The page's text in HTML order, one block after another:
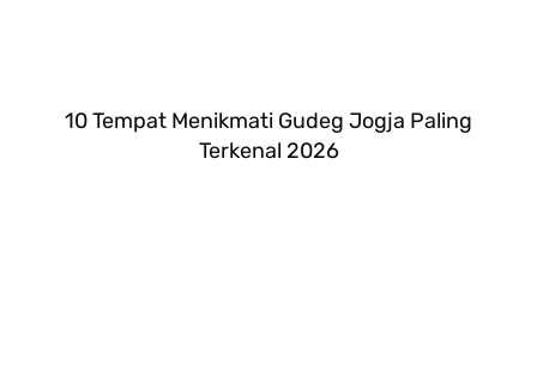
10 Tempat Menikmati Gudeg Jogja Paling
Terkenal 2026